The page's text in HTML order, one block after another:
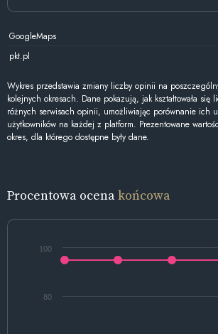
GoogleMaps
pkt.pl
Wykres przedstawia zmiany liczby opinii na
kolejnych okresach. Dane pokazują, jak kształtowała
różnych serwisach opinii, umożliwiając porównanie ich
użytkowników na każdej z platform. Prezentowane
okres, dla którego dostępne były dane.
Procentowa ocenakońcowa
80
100